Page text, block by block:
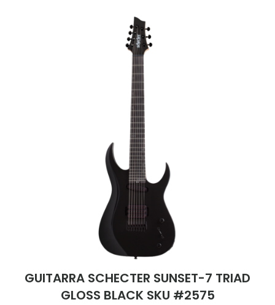
GUITARRA SCHECTER SUNSET-7 TRIAD
GLOSS BLACK SKU #2575